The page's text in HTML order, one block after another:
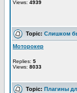
Views: 4939
Topic: Слишком
Моторокер
Replies: 5
Views: 8033
Topic: Плагины